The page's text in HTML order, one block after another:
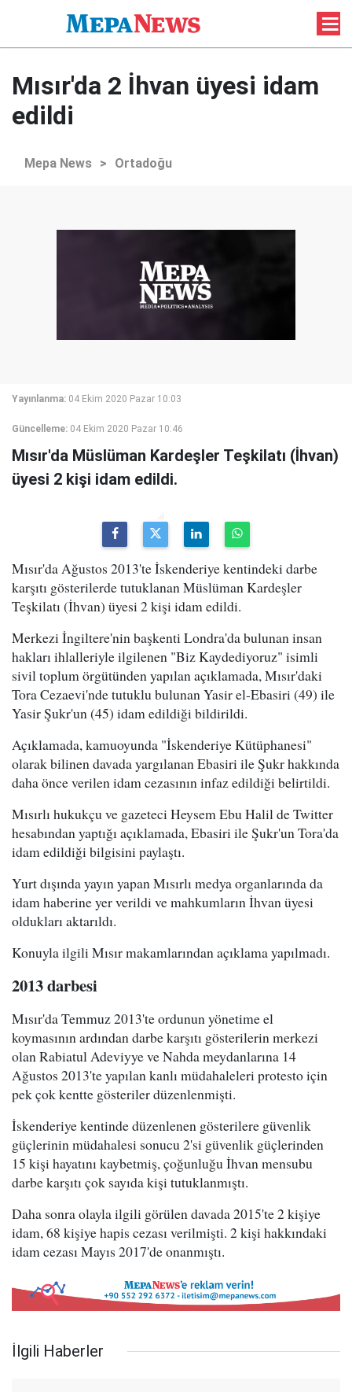
Mısır'da 2 İhvan üyesi idam
edildi
Mepa News > Ortadoğu
Yayınlanma: 04 Ekim 2020 Pazar 10:03
Güncelleme: 04 Ekim 2020 Pazar 10:46
Mısır'da Müslüman Kardeşler Teşkilatı (İhvan)
üyesi 2 kişi idam edildi.
Mısır'da Ağustos 2013'te İskenderiye kentindeki darbe
karşıtı gösterilerde tutuklanan Müslüman Kardeşler
Teşkilatı (İhvan) üyesi 2 kişi idam edildi.
Merkezi İngiltere'nin başkenti Londra'da bulunan insan
hakları ihlalleriyle ilgilenen "Biz Kaydediyoruz" isimli
sivil toplum örgütünden yapılan açıklamada, Mısır'daki
Tora Cezaevi'nde tutuklu bulunan Yasir el-Ebasiri (49) ile
Yasir Şukr'un (45) idam edildiği bildirildi.
Açıklamada, kamuoyunda "İskenderiye Kütüphanesi"
olarak bilinen davada yargılanan Ebasiri ile Şukr hakkında
daha önce verilen idam cezasının infaz edildiği belirtildi.
Mısırlı hukukçu ve gazeteci Heysem Ebu Halil de Twitter
hesabından yaptığı açıklamada, Ebasiri ile Şukr'un Tora'da
idam edildiği bilgisini paylaştı.
Yurt dışında yayın yapan Mısırlı medya organlarında da
idam haberine yer verildi ve mahkumların İhvan üyesi
oldukları aktarıldı.
Konuyla ilgili Mısır makamlarından açıklama yapılmadı.
2013 darbesi
Mısır'da Temmuz 2013'te ordunun yönetime el
koymasının ardından darbe karşıtı gösterilerin merkezi
olan Rabiatul Adeviyye ve Nahda meydanlarına 14
Ağustos 2013'te yapılan kanlı müdahaleleri protesto için
pek çok kentte gösteriler düzenlenmişti.
İskenderiye kentinde düzenlenen gösterilere güvenlik
güçlerinin müdahalesi sonucu 2'si güvenlik güçlerinden
15 kişi hayatını kaybetmiş, çoğunluğu İhvan mensubu
darbe karşıtı çok sayıda kişi tutuklanmıştı.
Daha sonra olayla ilgili görülen davada 2015'te 2 kişiye
idam, 68 kişiye hapis cezası verilmişti. 2 kişi hakkındaki
idam cezası Mayıs 2017'de onanmıştı.
İlgili Haberler